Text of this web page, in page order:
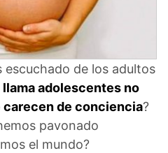
escuchado de los adultos
adolescentes no
carecen de conciencia?
pavonado
el mundo?